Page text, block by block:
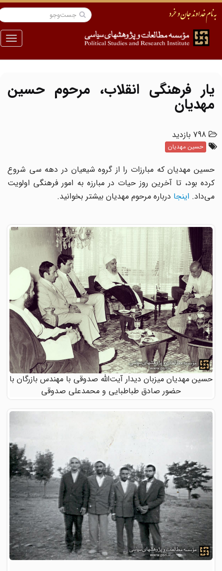
منو
یار فرهنگی انقلاب، مرحوم حسین
مهدیان
798 بازدید
حسین مهدیان
حسین مهدیان که مبارزات را از گروه شیعیان در دهه سی شروع
کرده بود، تا آخرین روز حیات در مبارزه به امور فرهنگی اولویت
می‌داد.اینجادرباره مرحوم مهدیان بیشتر بخوانید.
حسین مهدیان میزبان دیدار آیت‌الله صدوقی با مهندس بازرگان با
حضور صادق طباطبایی و محمدعلی صدوقی